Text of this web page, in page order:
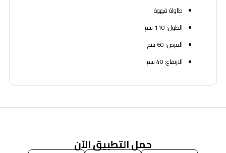
طاولة قهوة
الطول: 110 سم
العرض: 60 سم
الارتفاع: 40 سم
حمل التطبيق الآن